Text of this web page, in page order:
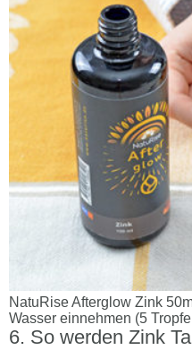
NatuRise Afterglow Zink
Wasser einnehmen (5
So werden Zink